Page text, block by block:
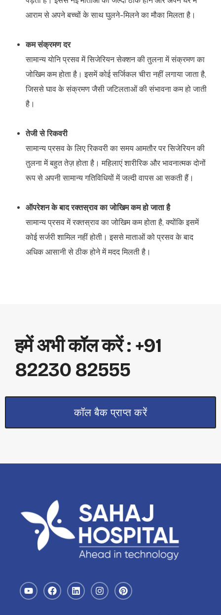
आराम से अपने बच्चों के साथ घुलने-मिलने का मौका मिलता है।
कम संक्रमण दर
सामान्य योनि प्रसव में सिजेरियन सेक्शन की तुलना में संक्रमण का
जोखिम कम होता है। इसमें कोई सर्जिकल चीरा नहीं लगाया जाता है,
जिससे घाव के संक्रमण जैसी जटिलताओं की संभावना कम हो जाती
है।
तेजी से रिकवरी
सामान्य प्रसव के लिए रिकवरी का समय आमतौर पर सिजेरियन की
तुलना में बहुत तेज़ होता है। महिलाएं शारीरिक और भावनात्मक दोनों
रूप से अपनी सामान्य गतिविधियों में जल्दी वापस आ सकती हैं।
ऑपरेशन के बाद रक्तस्राव का जोखिम कम हो जाता है
सामान्य प्रसव में रक्तस्राव का जोखिम कम होता है, क्योंकि इसमें
कोई सर्जरी शामिल नहीं होती। इससे माताओं को प्रसव के बाद
अधिक आसानी से ठीक होने में मदद मिलती है।
हमें अभी कॉल करें : +91
82230 82555
कॉल बैक प्राप्त करें